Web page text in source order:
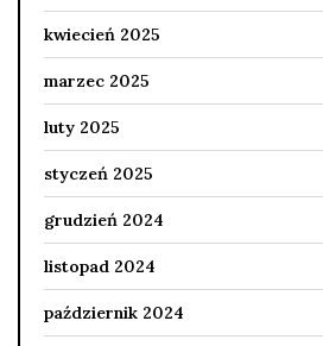
kwiecień 2025
marzec 2025
luty 2025
styczeń 2025
grudzień 2024
listopad 2024
październik 2024